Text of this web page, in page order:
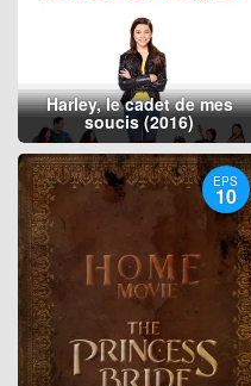
Harley, le cadet de mes
soucis (2016)
EPS
10